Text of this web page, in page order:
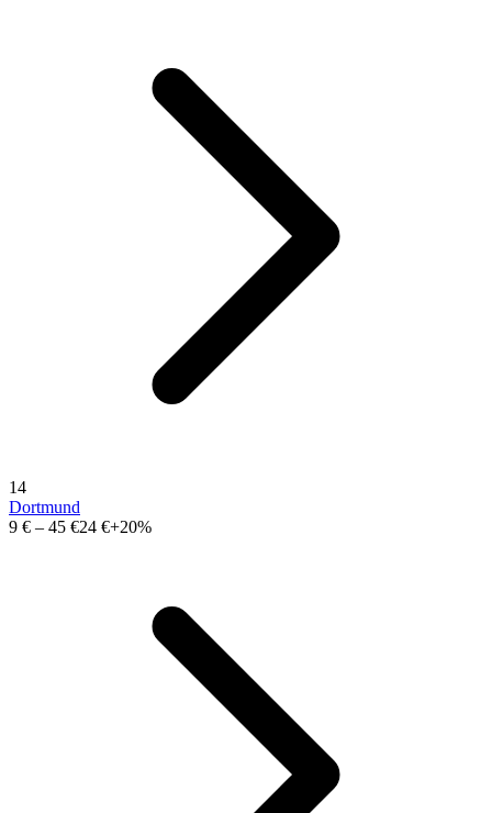
14
Dortmund
9 € – 45 €24 €+20%